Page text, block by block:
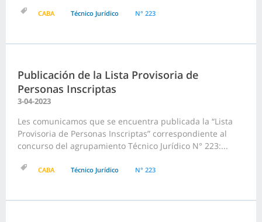
CABA Técnico Jurídico N° 223
Publicación de la Lista Provisoria de
Personas Inscriptas
3-04-2023
Les comunicamos que se encuentra publicada la “Lista
Provisoria de Personas Inscriptas” correspondiente al
concurso del agrupamiento Técnico Jurídico N° 223:...
CABA Técnico Jurídico N° 223